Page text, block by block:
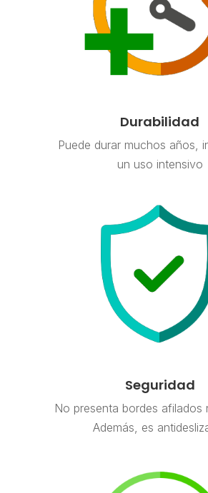
Durabilidad
Puede durar muchos años,
un uso intensivo
Seguridad
No presenta bordes afilados
Además, es